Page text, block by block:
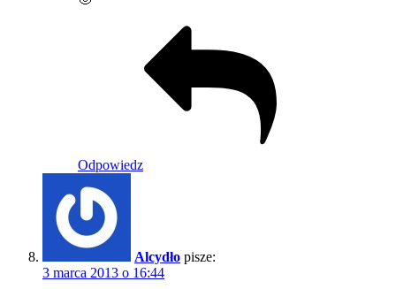
Odpowiedz
Alcydło pisze:
3 marca 2013 o 16:44